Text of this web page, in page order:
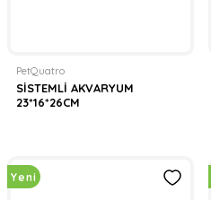
PetQuatro
SİSTEMLİ AKVARYUM
23*16*26CM
Yeni